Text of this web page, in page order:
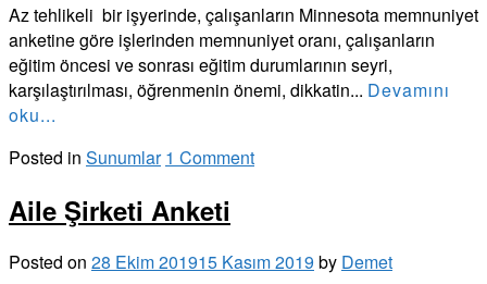
Az tehlikeli bir işyerinde, çalışanların Minnesota memnuniyet
anketine göre işlerinden memnuniyet oranı, çalışanların
eğitim öncesi ve sonrası eğitim durumlarının seyri,
karşılaştırılması, öğrenmenin önemi, dikkatin... Devamını
oku...
Posted in Sunumlar 1 Comment
Aile Şirketi Anketi
Posted on 28 Ekim 201915 Kasım 2019 by Demet